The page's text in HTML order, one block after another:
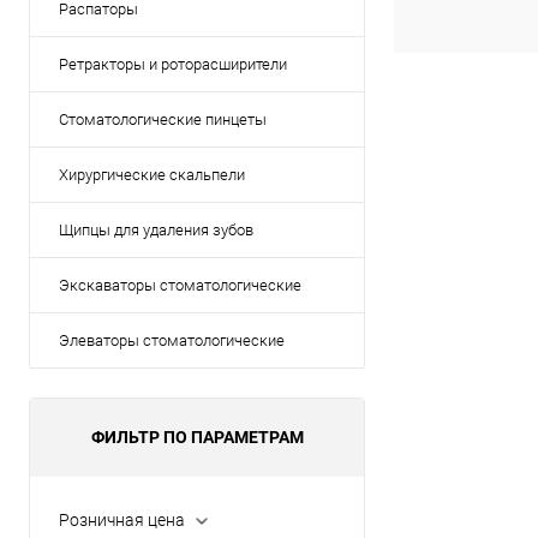
Распаторы
Ретракторы и роторасширители
Стоматологические пинцеты
Хирургические скальпели
Щипцы для удаления зубов
Экскаваторы стоматологические
Элеваторы стоматологические
ФИЛЬТР ПО ПАРАМЕТРАМ
Розничная цена